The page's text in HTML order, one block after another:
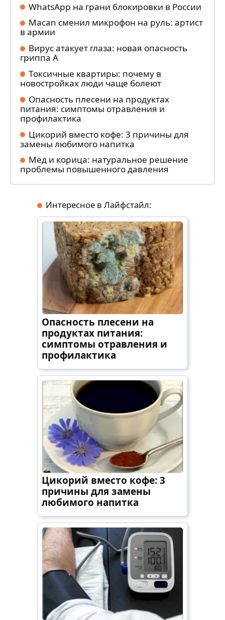
WhatsApp на грани блокировки в России
Macan сменил микрофон на руль: артист
в армии
Вирус атакует глаза: новая опасность
гриппа А
Токсичные квартиры: почему в
новостройках люди чаще болеют
Опасность плесени на продуктах
питания: симптомы отравления и
профилактика
Цикорий вместо кофе: 3 причины для
замены любимого напитка
Мёд и корица: натуральное решение
проблемы повышенного давления
Интересное в Лайфстайл:
Опасность плесени на
продуктах питания:
симптомы отравления и
профилактика
Цикорий вместо кофе: 3
причины для замены
любимого напитка